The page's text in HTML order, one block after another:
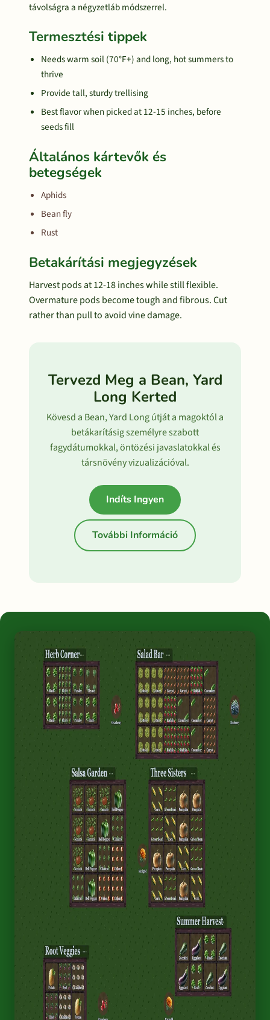
távolságra a négyzetláb módszerrel.
Termesztési tippek
Needs warm soil (70°F+) and long, hot summers to
thrive
Provide tall, sturdy trellising
Best flavor when picked at 12-15 inches, before
seeds fill
Általános kártevők és
betegségek
Aphids
Bean fly
Rust
Betakárítási megjegyzések
Harvest pods at 12-18 inches while still flexible.
Overmature pods become tough and fibrous. Cut
rather than pull to avoid vine damage.
Tervezd Meg a Bean, Yard
Long Kerted
Kövesd a Bean, Yard Long útját a magoktól a
betákarításig személyre szabott
fagydátumokkal, öntözési javaslatokkal és
társnövény vizualizációval.
Indíts Ingyen
További Információ